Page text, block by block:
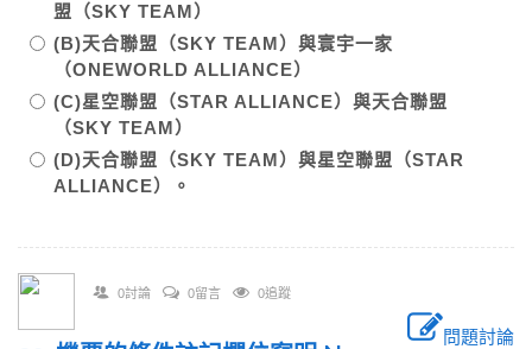
盟（SKY TEAM）
(B)天合聯盟（SKY TEAM）與寰宇一家
（ONEWORLD ALLIANCE）
(C)星空聯盟（STAR ALLIANCE）與天合聯盟
（SKY TEAM）
(D)天合聯盟（SKY TEAM）與星空聯盟（STAR
ALLIANCE）。
0討論 0留言 0追蹤
問題討論